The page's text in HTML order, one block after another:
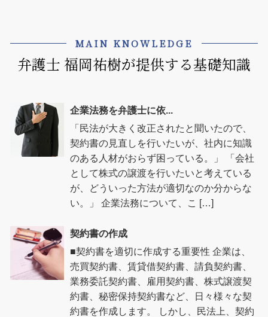
MAIN KNOWLEDGE
弁護士 福岡祐樹が提供する基礎知識
企業法務を弁護士に依...
「民法が大きく改正されたと聞いたので、
契約書の見直しを行いたいが、社内に知識
のある人材がおらず困っている。」 「会社
として株式の譲渡を行いたいと考えている
が、どういった方法が適切なのか分からな
い。」 企業法務について、こ […]
契約書の作成
■契約書を適切に作成する重要性 企業は、
売買契約書、賃貸借契約書、請負契約書、
業務委託契約書、雇用契約書、株式譲渡契
約書、秘密保持契約書など、日々様々な契
約書を作成します。 しかし、民法上、契約